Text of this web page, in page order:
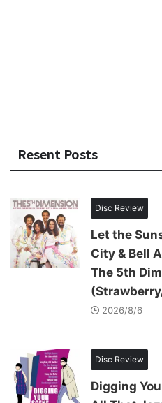
Resent Posts
Disc Review
Let the
City & Bell
The 5th
2026/8/6
Disc Review
Digging